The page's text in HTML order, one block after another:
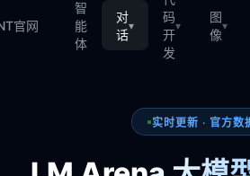
官网
智
能
体
对
话
▾
码
开
发
▾
图
像
▾
实时更新 · 官方数